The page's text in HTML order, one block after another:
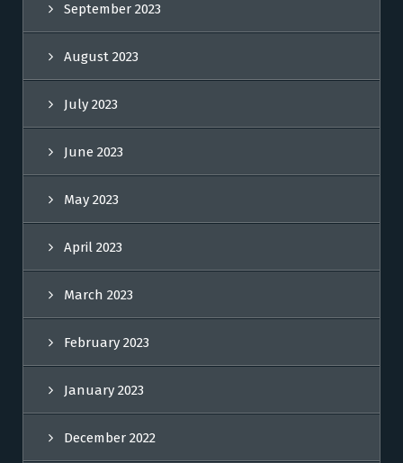
September 2023
August 2023
July 2023
June 2023
May 2023
April 2023
March 2023
February 2023
January 2023
December 2022